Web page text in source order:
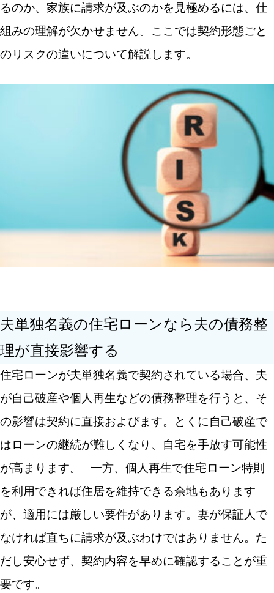
るのか、家族に請求が及ぶのかを見極めるには、仕
組みの理解が欠かせません。ここでは契約形態ごと
のリスクの違いについて解説します。
夫単独名義の住宅ローンなら夫の債務整
理が直接影響する
住宅ローンが夫単独名義で契約されている場合、夫
が自己破産や個人再生などの債務整理を行うと、そ
の影響は契約に直接およびます。とくに自己破産で
はローンの継続が難しくなり、自宅を手放す可能性
が高まります。
一方、個人再生で住宅ローン特則
を利用できれば住居を維持できる余地もあります
が、適用には厳しい要件があります。妻が保証人で
なければ直ちに請求が及ぶわけではありません。た
だし安心せず、契約内容を早めに確認することが重
要です。